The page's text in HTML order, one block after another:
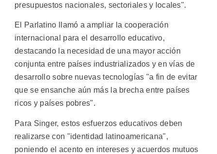
presupuestos nacionales, sectoriales y locales".
El Parlatino llamó a ampliar la cooperación
internacional para el desarrollo educativo,
destacando la necesidad de una mayor acción
conjunta entre países industrializados y en vías de
desarrollo sobre nuevas tecnologías "a fin de evitar
que se ensanche aún más la brecha entre países
ricos y países pobres".
Para Singer, estos esfuerzos educativos deben
realizarse con "identidad latinoamericana",
poniendo el acento en intereses y acuerdos mutuos